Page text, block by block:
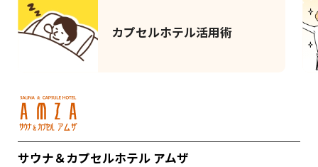
カプセルホテル活用術
サウナ＆カプセルホテル アムザ